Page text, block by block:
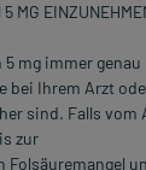
MG
5 mg immer
bei Ihrem Arzt
sind. Falls
zur
Folsäuremangel